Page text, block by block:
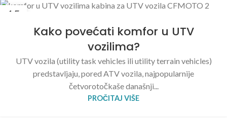
15
Kako povećati komfor u UTV
vozilima?
UTV vozila (utility task vehicles ili utility terrain vehicles)
predstavljaju, pored ATV vozila, najpopularnije
četvorotočkaše današnji...
PROČITAJ VIŠE